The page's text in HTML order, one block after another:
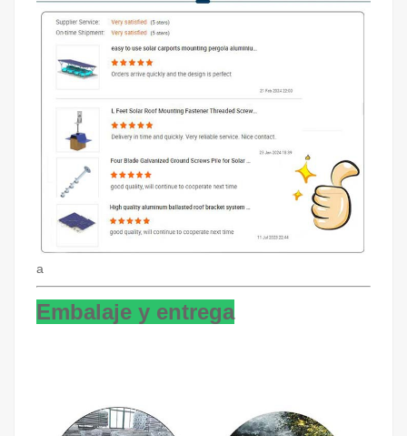
a
Embalaje y entrega